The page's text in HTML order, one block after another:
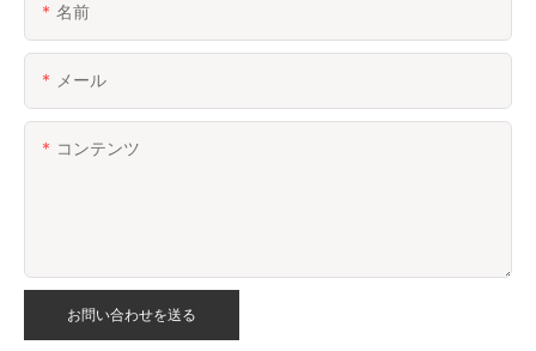
名前
メール
コンテンツ
お問い合わせを送る